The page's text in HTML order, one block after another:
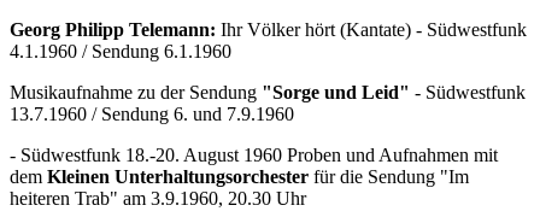
Georg Philipp Telemann: Ihr Völker hört (Kantate) - Südwestfunk
4.1.1960 / Sendung 6.1.1960
Musikaufnahme zu der Sendung "Sorge und Leid" - Südwestfunk
13.7.1960 / Sendung 6. und 7.9.1960
- Südwestfunk 18.-20. August 1960 Proben und Aufnahmen mit
dem Kleinen Unterhaltungsorchester für die Sendung "Im
heiteren Trab" am 3.9.1960, 20.30 Uhr